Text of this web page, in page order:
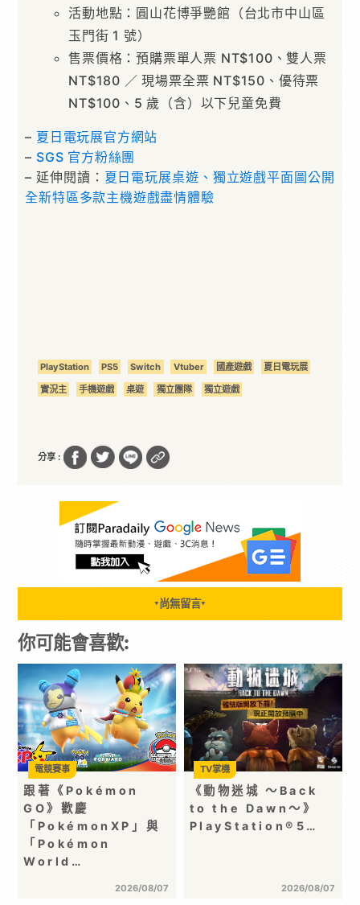
活動地點：圓山花博爭艷館（台北市中山區
玉門街 1 號）
售票價格：預購票單人票 NT$100、雙人票
NT$180 ／ 現場票全票 NT$150、優待票
NT$100、5 歲（含）以下兒童免費
– 夏日電玩展官方網站
– SGS 官方粉絲團
– 延伸閱讀： 夏日電玩展桌遊、獨立遊戲平面圖公開
全新特區多款主機遊戲盡情體驗
PlayStation PS5 Switch Vtuber 國產遊戲
夏日電玩展
實況主
手機遊戲 桌遊 獨立團隊 獨立遊戲
分享 :
▼ 尚無留言▼
你可能會喜歡:
跟著《Pokémon
GO》歡慶
「PokémonXP」與
「Pokémon
World…
2026/08/07
電競賽事
《動物迷城 ～Back
to the Dawn～》
PlayStation®5…
2026/08/07
TV掌機